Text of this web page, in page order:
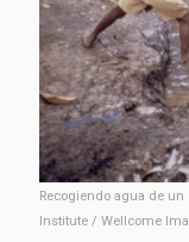
Recogiendo agua de
Institute / Wellcome